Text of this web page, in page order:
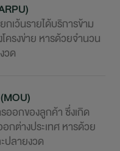
เว้นรายได้บริการข้าม
โครงข่าย หารด้วยจำนวน
วด
ออกของลูกค้า ซึ่งเกิด
อกต่างประเทศ หารด้วย
ปลายงวด